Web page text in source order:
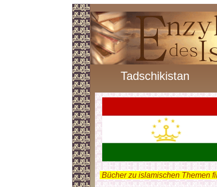
Tadschikistan
Bücher zu islamischen Themen